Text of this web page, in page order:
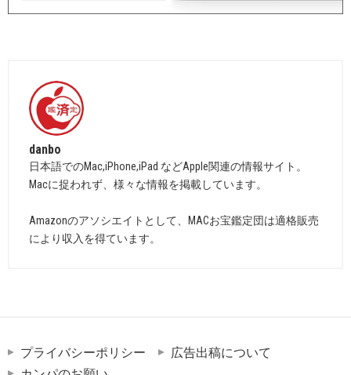
danbo
日本語でのMac,iPhone,iPad などApple関連の情報サイト。
Macに捉われず、様々な情報を掲載しています。
Amazonのアソシエイトとして、MACお宝鑑定団は適格販売
により収入を得ています。
プライバシーポリシー
広告出稿について